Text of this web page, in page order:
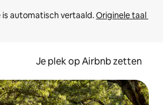
automatisch vertaald. Originele taal
Je plek op Airbnb zetten